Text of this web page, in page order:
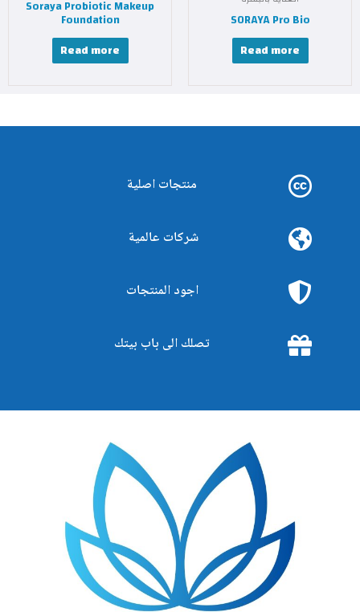
SORAYA Pro Bio
Read more
Soraya Probiotic Makeup
Foundation
Read more
منتجات اصلية
شركات عالمية
اجود المنتجات
تصلك الى باب بيتك